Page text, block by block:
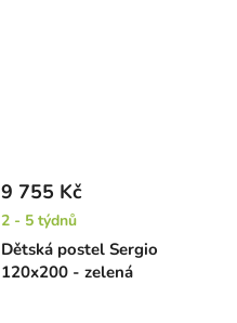
Dětská postel Sergio
120x200 - zelená
9 755 Kč
2 - 5 týdnů